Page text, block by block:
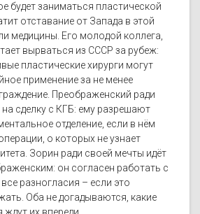
будет заниматься пластической
отставание от Запада в этой
медицины. Его молодой коллега,
вырваться из СССР за рубеж:
пластические хирурги могут
применение за не менее
Преображенский ради
сделку с КГБ: ему разрешают
отделение, если в нём
о которых не узнает
Зорин ради своей мечты идёт
он согласен работать с
разногласия – если это
Оба не догадываются, какие